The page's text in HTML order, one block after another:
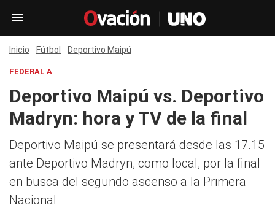
Inicio Fútbol Deportivo Maipú
FEDERAL A
Deportivo Maipú vs. Deportivo
Madryn: hora y TV de la final
Deportivo Maipú se presentará desde las 17.15
ante Deportivo Madryn, como local, por la final
en busca del segundo ascenso a la Primera
Nacional